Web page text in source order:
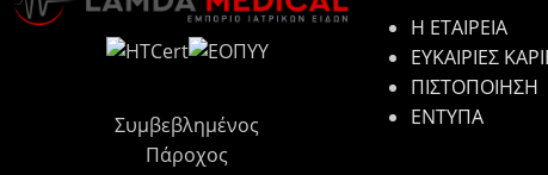
Συμβεβλημένος
Πάροχος
Η ΕΤΑΙΡΕΙΑ
ΕΥΚΑΙΡΙΕΣ
ΠΙΣΤΟΠΟΙΗΣΗ
ΕΝΤΥΠΑ